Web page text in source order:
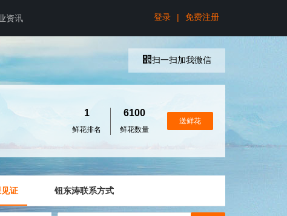
资讯 登录 | 免费注册
1
鲜花排名
6100
鲜花数量
送鲜花
扫一扫加我微信
证 钮东涛联系方式